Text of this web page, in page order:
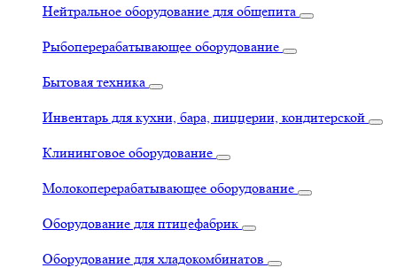
Нейтральное оборудование для общепита
Рыбоперерабатывающее оборудование
Бытовая техника
Инвентарь для кухни, бара, пиццерии, кондитерской
Клининговое оборудование
Молокоперерабатывающее оборудование
Оборудование для птицефабрик
Оборудование для хладокомбинатов